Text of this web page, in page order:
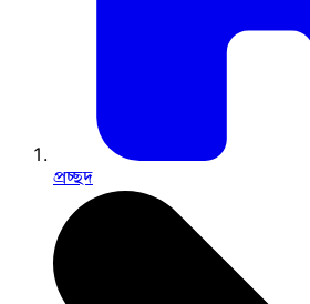
প্রচ্ছদ